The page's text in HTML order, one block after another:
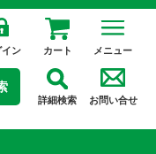
イン カート メニュー
詳細検索 お問い合せ